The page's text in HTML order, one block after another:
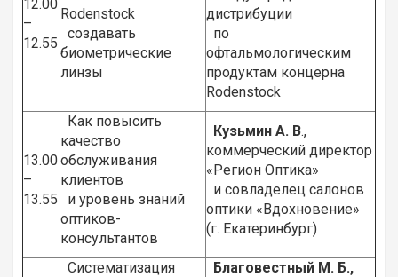
12.00
–
12.55
Rodenstock
создавать
биометрические
линзы
дистрибуции
по
офтальмологическим
продуктам концерна
Rodenstock
13.00
–
13.55
Как повысить
качество
обслуживания
клиентов
и уровень знаний
оптиков-
консультантов
Кузьмин А. В.,
коммерческий директор
«Регион Оптика»
и совладелец салонов
оптики «Вдохновение»
(г. Екатеринбург)
Систематизация
Благовестный М. Б.,